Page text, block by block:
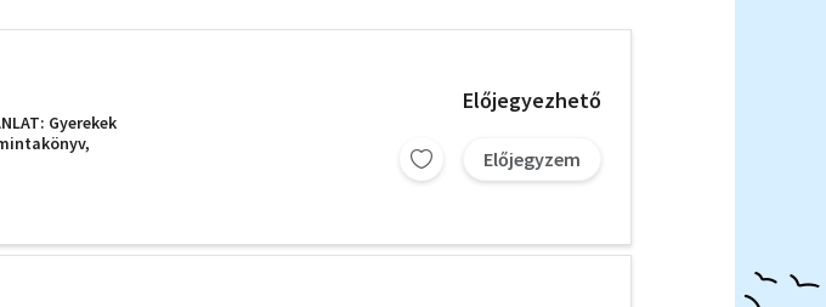
Gyerekek
Előjegyezhető
Előjegyzem